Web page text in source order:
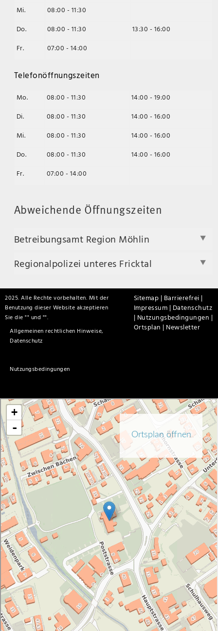
Mi.
08:00 - 11:30
Do.
08:00 - 11:30
13:30 - 16:00
Fr.
07:00 - 14:00
Telefonöffnungszeiten
Mo. 08:00 - 11:30
14:00 - 19:00
Di.
08:00 - 11:30
14:00 - 16:00
Mi.
08:00 - 11:30
14:00 - 16:00
Do.
08:00 - 11:30
14:00 - 16:00
Fr.
07:00 - 14:00
Abweichende Öffnungszeiten
Betreibungsamt Region Möhlin
Regionalpolizei unteres Fricktal
2025. Alle Rechte vorbehalten. Mit der
Benutzung dieser Website akzeptieren
Sie die "
Allgemeinen rechtlichen Hinweise,
Datenschutz
" und "
Nutzungsbedingungen
".
Sitemap | Barrierefrei |
Impressum | Datenschutz
| Nutzungsbedingungen |
Ortsplan | Newsletter